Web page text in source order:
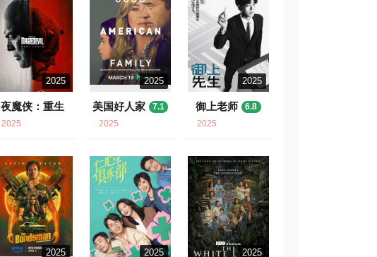
2025
夜魔侠：重生
2025
2025
美国好人家
7.1
2025
2025
御上老师
6.8
2025
2025 2025 2025